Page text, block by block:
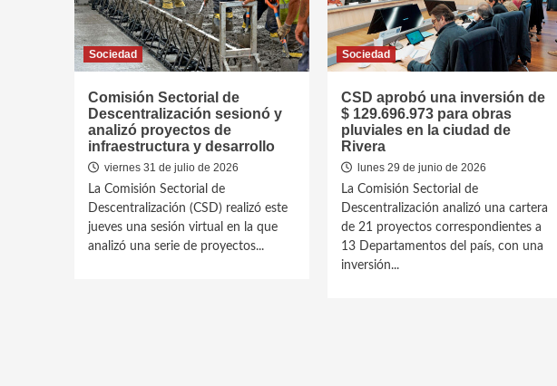
Sociedad
Comisión Sectorial de
Descentralización sesionó y
analizó proyectos de
infraestructura y desarrollo
viernes 31 de julio de 2026
La Comisión Sectorial de
Descentralización (CSD) realizó este
jueves una sesión virtual en la que
analizó una serie de proyectos...
Sociedad
CSD aprobó una inversión de
$ 129.696.973 para obras
pluviales en la ciudad de
Rivera
lunes 29 de junio de 2026
La Comisión Sectorial de
Descentralización analizó una cartera
de 21 proyectos correspondientes a
13 Departamentos del país, con una
inversión...